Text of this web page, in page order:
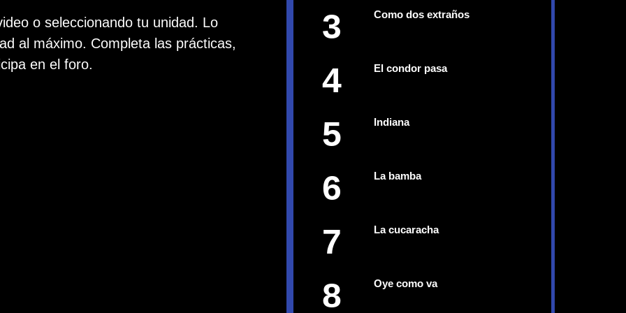
o seleccionando tu unidad. Lo
al máximo. Completa las prácticas,
en el foro.
3 Como dos extraños
4 El condor pasa
5 Indiana
6 La bamba
7 La cucaracha
8 Oye como va